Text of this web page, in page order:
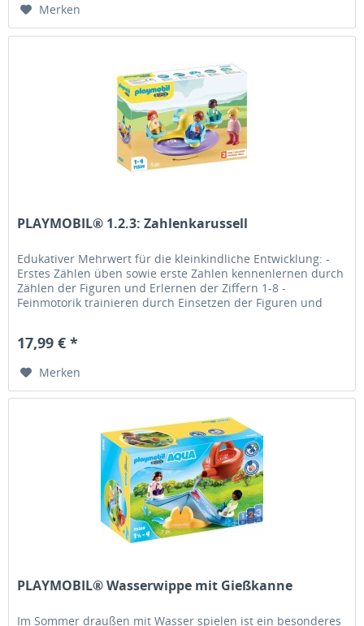
Merken
PLAYMOBIL® 1.2.3: Zahlenkarussell
Edukativer Mehrwert für die kleinkindliche Entwicklung: -
Erstes Zählen üben sowie erste Zahlen kennenlernen durch
Zählen der Figuren und Erlernen der Ziffern 1-8 -
Feinmotorik trainieren durch Einsetzen der Figuren und
17,99 € *
Merken
PLAYMOBIL® Wasserwippe mit Gießkanne
Im Sommer draußen mit Wasser spielen ist ein besonderes